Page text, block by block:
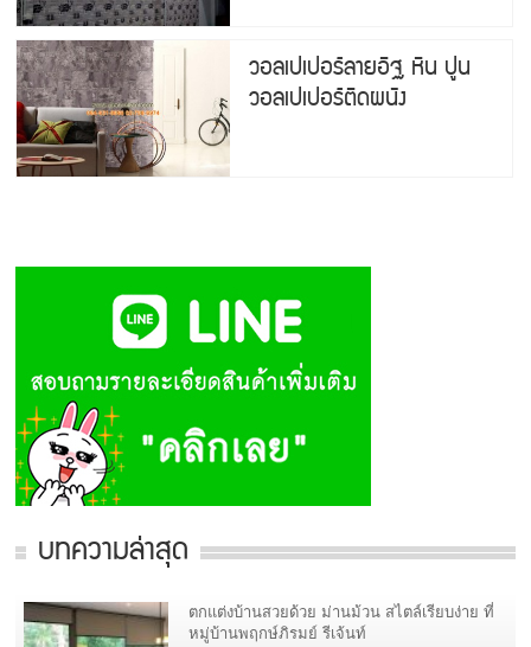
วอลเปเปอร์ลายอิฐ หิน ปูน
วอลเปเปอร์ติดผนัง
บทความล่าสุด
ตกแต่งบ้านสวยด้วย ม่านม้วน สไตล์เรียบง่าย ที่
หมู่บ้านพฤกษ์ภิรมย์ รีเจ้นท์